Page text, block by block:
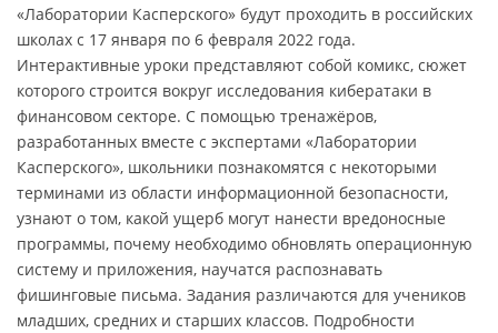
«Лаборатории Касперского» будут проходить в российских
школах с 17 января по 6 февраля 2022 года.
Интерактивные уроки представляют собой комикс, сюжет
которого строится вокруг исследования кибератаки в
финансовом секторе. С помощью тренажёров,
разработанных вместе с экспертами «Лаборатории
Касперского», школьники познакомятся с некоторыми
терминами из области информационной безопасности,
узнают о том, какой ущерб могут нанести вредоносные
программы, почему необходимо обновлять операционную
систему и приложения, научатся распознавать
фишинговые письма. Задания различаются для учеников
младших, средних и старших классов. Подробности